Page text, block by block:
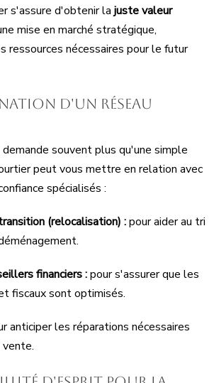
s'assure d'obtenir la juste valeur
mise en marché stratégique,
ressources nécessaires pour le futur
d'un réseau
souvent plus qu'une simple
peut vous mettre en relation avec
spécialisés :
(relocalisation) :pour aider au tri
financiers :pour s'assurer que les
fiscaux sont optimisés.
anticiper les réparations nécessaires